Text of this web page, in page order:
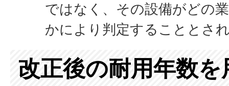
ではなく、その設備がどの
かにより判定することとさ
改正後の耐用年数